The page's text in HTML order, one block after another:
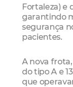
Fortaleza) e
garantindo
segurança
pacientes.
A nova
do tipo A e
que